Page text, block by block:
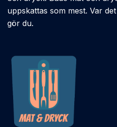
uppskattas som mest. Var
gör du.